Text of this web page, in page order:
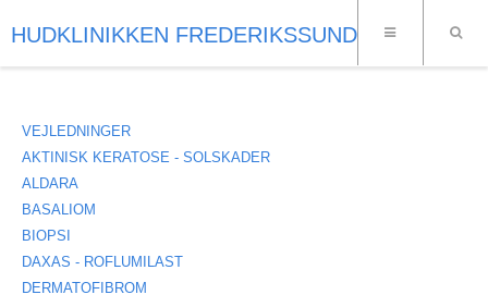
HUDKLINIKKEN FREDERIKSSUND
VEJLEDNINGER
AKTINISK KERATOSE - SOLSKADER
ALDARA
BASALIOM
BIOPSI
DAXAS - ROFLUMILAST
DERMATOFIBROM